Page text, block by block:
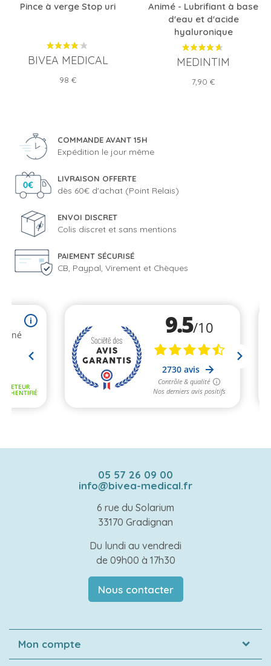
Pince à verge Stop uri
BIVEA MEDICAL
Prix
98 €
Animé - Lubrifiant à base
d'eau et d'acide
hyaluronique
MEDINTIM
Prix
7,90 €
COMMANDE AVANT 15H
Expédition le jour même
LIVRAISON OFFERTE
dès 60€ d'achat (Point Relais)
ENVOI DISCRET
Colis discret et sans mentions
PAIEMENT SÉCURISÉ
CB, Paypal, Virement et Chèques
05 57 26 09 00
info@bivea-medical.fr
6 rue du Solarium
33170 Gradignan
Du lundi au vendredi
de 09h00 à 17h30
Nous contacter
Mon compte